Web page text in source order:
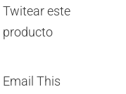
Twitear este
producto
Email This